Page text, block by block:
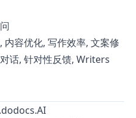
内容优化, 写作效率, 文案修
话, 针对性反馈, Writers